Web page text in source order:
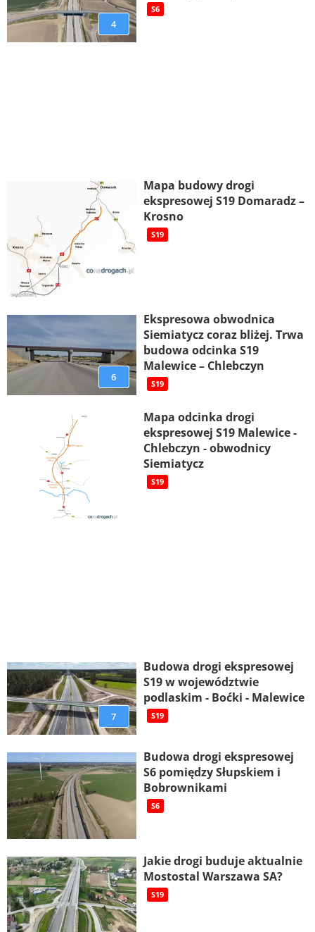
4
S6
Mapa budowy drogi
ekspresowej S19 Domaradz –
Krosno
S19
6
Ekspresowa obwodnica
Siemiatycz coraz bliżej. Trwa
budowa odcinka S19
Malewice – Chlebczyn
S19
Mapa odcinka drogi
ekspresowej S19 Malewice -
Chlebczyn - obwodnicy
Siemiatycz
S19
7
Budowa drogi ekspresowej
S19 w województwie
podlaskim - Boćki - Malewice
S19
Budowa drogi ekspresowej
S6 pomiędzy Słupskiem i
Bobrownikami
S6
Jakie drogi buduje aktualnie
Mostostal Warszawa SA?
S19